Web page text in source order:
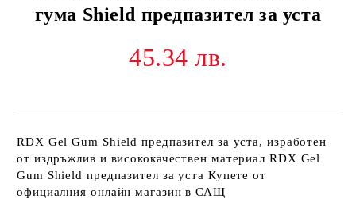
гума Shield предпазител за уста
45.34 лв.
RDX Gel Gum Shield предпазител за уста, изработен
от издръжлив и висококачествен материал RDX Gel
Gum Shield предпазител за уста Купете от
официалния онлайн магазин в САЩ